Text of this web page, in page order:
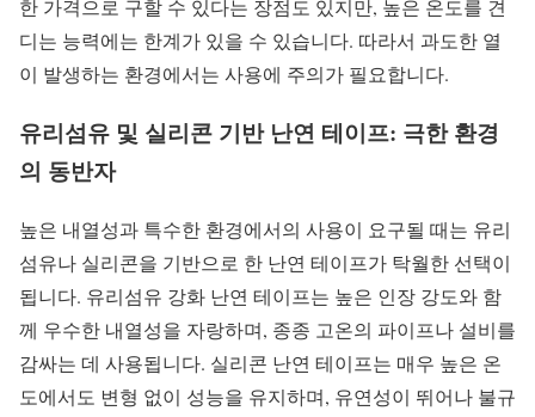
한 가격으로 구할 수 있다는 장점도 있지만, 높은 온도를 견
디는 능력에는 한계가 있을 수 있습니다. 따라서 과도한 열
이 발생하는 환경에서는 사용에 주의가 필요합니다.
유리섬유 및 실리콘 기반 난연 테이프: 극한 환경
의 동반자
높은 내열성과 특수한 환경에서의 사용이 요구될 때는 유리
섬유나 실리콘을 기반으로 한 난연 테이프가 탁월한 선택이
됩니다. 유리섬유 강화 난연 테이프는 높은 인장 강도와 함
께 우수한 내열성을 자랑하며, 종종 고온의 파이프나 설비를
감싸는 데 사용됩니다. 실리콘 난연 테이프는 매우 높은 온
도에서도 변형 없이 성능을 유지하며, 유연성이 뛰어나 불규